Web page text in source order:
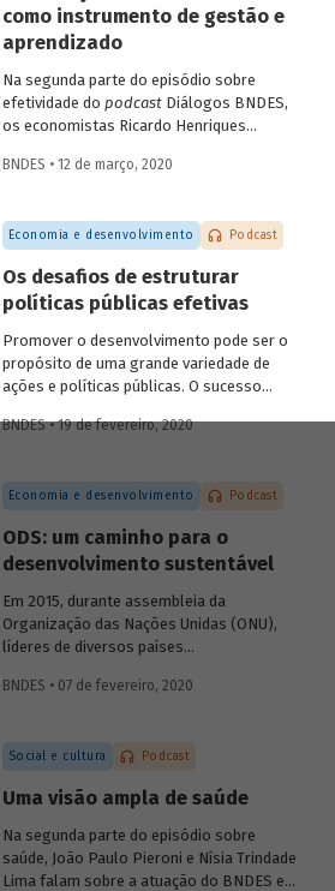
futuras.
como instrumento de gestão e
aprendizado
Na segunda parte do episódio sobre
efetividade do podcastDiálogos BNDES,
os economistas Ricardo Henriques
(BNDES) conversam sobre a importância
evidências, de desenvolver projetos-
piloto para depois dar escala às ações e
rever ou ajustar as iniciativas. Eles
discutem ainda quais são as tendências
do tema para os próximos anos.
BNDES • 12 de março, 2020
Economia e desenvolvimento Podcast
Os desafios de estruturar
políticas públicas efetivas
Promover o desenvolvimento pode ser o
propósito de uma grande variedade de
ações e políticas públicas. O sucesso
Alcançar o(s) objetivo(s) almejado(s)
monitorar e avaliar um conjunto de
foram alcançadas e, se necessário,
corrigir rumos.
BNDES • 19 de fevereiro, 2020
Economia e desenvolvimento Podcast
ODS: um caminho para o
desenvolvimento sustentável
Em 2015, durante assembleia da
Organização das Nações Unidas (ONU),
líderes de diversos países
comum em prol do desenvolvimento
Sustentável, os ODS. No sexto episódio
, Marta
Bandeira de Freitas (BNDES) e Tatiana
Araújo (CEBDS) falam sobre importância
dessa agenda para enfrentar os principais
desafios relacionados ao
BNDES • 07 de fevereiro, 2020
Social e cultura Podcast
Uma visão ampla de saúde
Na segunda parte do episódio sobre
saúde, João Paulo Pieroni e Nísia Trindade
Lima falam sobre a atuação do BNDES e